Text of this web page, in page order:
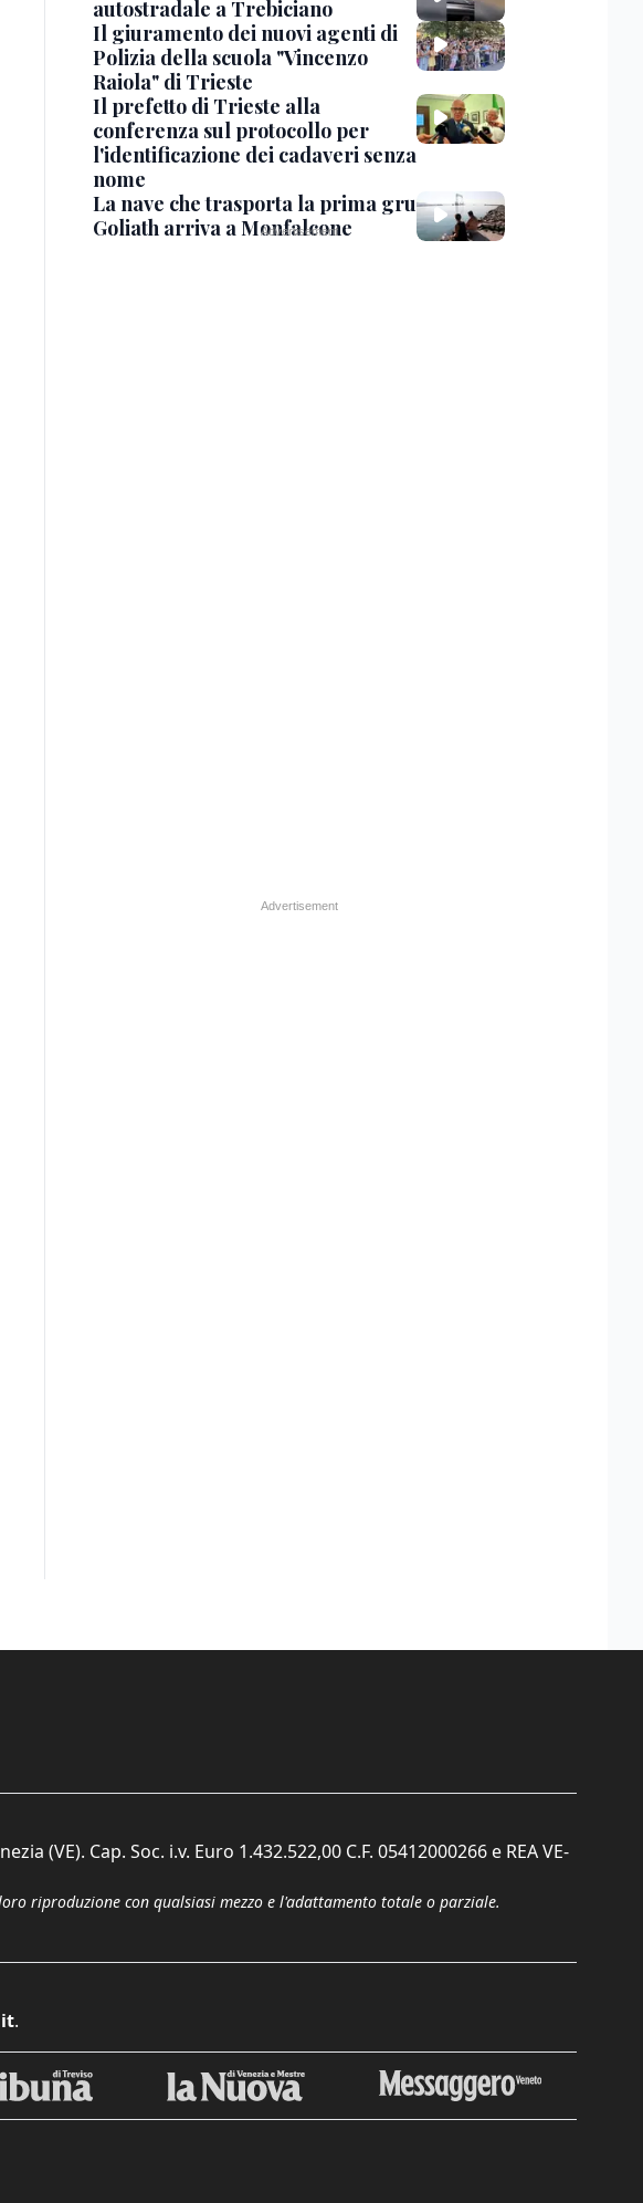
autostradale a Trebiciano
Il giuramento dei nuovi agenti di
Polizia della scuola "Vincenzo
Raiola" di Trieste
Il prefetto di Trieste alla
conferenza sul protocollo per
l'identificazione dei cadaveri senza
nome
La nave che trasporta la prima gru
Goliath arriva a Monfalcone
(VE). Cap. Soc. i.v. Euro 1.432.522,00 C.F. 05412000266 e REA VE-
riproduzione con qualsiasi mezzo e l'adattamento totale o parziale.
.